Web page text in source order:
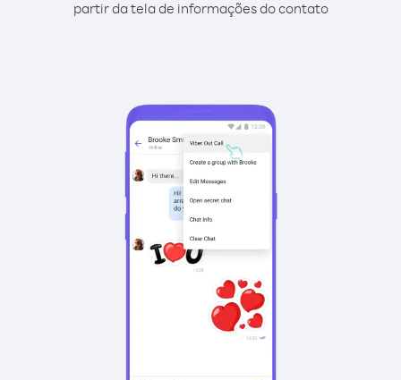
partir da tela de informações do contato